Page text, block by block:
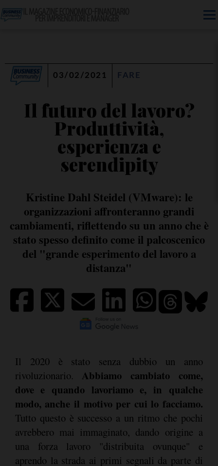
03/02/2021 FARE
Il futuro del lavoro?
Produttività,
esperienza e
serendipity
Kristine Dahl Steidel (VMware): le
organizzazioni affronteranno grandi
cambiamenti, riflettendo su un anno che è
stato spesso definito come il palcoscenico
del "grande esperimento del lavoro a
distanza"
Il 2020 è stato senza dubbio un anno
rivoluzionario. Abbiamo cambiato come,
dove e quando lavoriamo e, in qualche
modo, anche il motivo per cui lo facciamo.
Tutto questo è successo a un ritmo che pochi
avrebbero mai immaginato, dando origine a
una forza lavoro "distribuita ovunque" e
aprendo la strada ai primi segnali da parte di